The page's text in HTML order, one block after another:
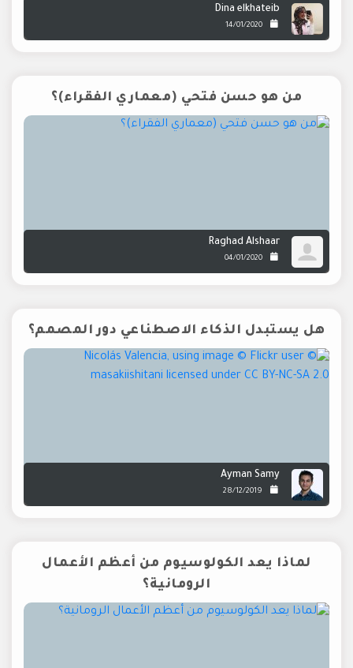
Dina elkhateib
14/01/2020
من هو حسن فتحي (معماري الفقراء)؟
Raghad Alshaar
04/01/2020
هل يستبدل الذكاء الاصطناعي دور المصمم؟
Ayman Samy
28/12/2019
لماذا يعد الكولوسيوم من أعظم الأعمال
الرومانية؟